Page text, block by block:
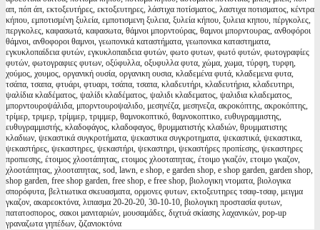
απ, πόπ άπ, εκτοξευτήρες, εκτοξευτηρες, λάστιχα ποτίσματος, λαστιχα ποτισματος, κέντρα
κήπου, εμποτισμένη ξυλεία, εμποτισμενη ξυλεια, ξυλεία κήπου, ξυλεια κηπου, πέργκολες,
περγκολες, καφασωτά, καφασωτα, θάμνοι μπορντούρας, θαμνοι μπορντουρας, ανθοφόροι
θάμνοι, ανθοφοροι θαμνοι, γεωπονικά καταστήματα, γεωπονικα καταστηματα,
εγκυκλοπαίδεια φυτών, εγκυκλοπαιδεια φυτών, φωτο φυτων, φωτό φυτών, φωτογραφίες
φυτών, φωτογραφιες φυτων, οξύφυλλα, οξυφυλλα φυτα, χώμα, χωμα, τύρφη, τυρφη,
χούμος, χουμος, οργανική ουσία, οργανικη ουσια, κλαδεμένα φυτά, κλαδεμενα φυτα,
τσάπα, τσαπα, φτυάρι, φτυαρι, τσάπα, τσαπα, κλαδευτήρι, κλαδευτήρια, κλαδευτηρι,
ψαλίδια κλαδέματος, ψαλίδι κλαδέματος, ψαλιδι κλαδεματος, ψαλιδια κλαδεματος,
μπορντουροψάλιδα, μπορντουροψαλιδο, μεσηνέζα, μεσηνεζα, ακροκόπτης, ακροκόπτης,
τρίμερ, τριμερ, τρίμμερ, τριμμερ, θαμνοκοπτικό, θαμνοκοπτικο, ευθυγραμμιστης,
ευθυγραμμιστής, κλαδοφάγος, κλαδοφαγος, θρυμματιστής κλαδιών, θρυμματιστης
κλαδιων, ψεκαστικά συγκροτήματα, ψεκαστικα συγκροτηματα, ψεκαστικά, ψεκαστικα,
ψεκαστήρες, ψεκαστηρες, ψεκαστήρι, ψεκαστηρι, ψεκαστήρες προπίεσης, ψεκαστηρες
προπιεσης, έτοιμος χλοοτάπητας, ετοιμος χλοοταπητας, έτοιμο γκαζόν, ετοιμο γκαζον,
χλοοτάπητας, χλοοταπητας, sod, lawn, e shop, e garden shop, e shop garden, garden shop,
shop garden, free shop garden, free shop, e free shop, βιολογικη ντοματα, βιολογικα
σπορόφυτα, βελτιωτικα σκευασματα, ορμονες φυτων, εκτοξευτηρες τσαφ-τσαφ, μειγμα
γκαζον, ακαρεοκτόνα, λιπασμα 20-20-20, 30-10-10, βιολογικη προστασία φυτων,
πατατοσπορος, σακοι μανιταριών, μουσαμάδες, διχτυά σκίασης λαχανικών, pop-up
γραναζωτα γηπέδων, ζιζανιοκτόνα